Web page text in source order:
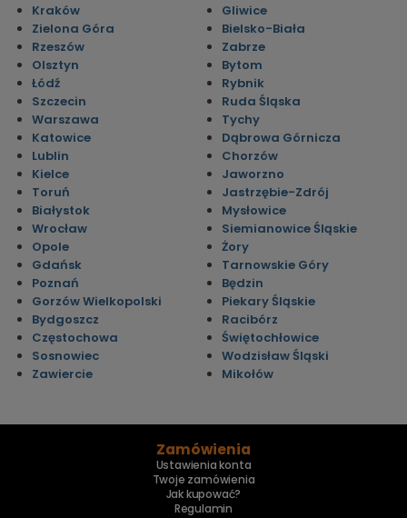
Kraków
Zielona Góra
Rzeszów
Olsztyn
Łódź
Szczecin
Warszawa
Katowice
Lublin
Kielce
Toruń
Białystok
Wrocław
Opole
Gdańsk
Poznań
Gorzów Wielkopolski
Bydgoszcz
Częstochowa
Sosnowiec
Zawiercie
Gliwice
Bielsko-Biała
Zabrze
Bytom
Rybnik
Ruda Śląska
Tychy
Dąbrowa Górnicza
Chorzów
Jaworzno
Jastrzębie-Zdrój
Mysłowice
Siemianowice Śląskie
Żory
Tarnowskie Góry
Będzin
Piekary Śląskie
Racibórz
Świętochłowice
Wodzisław Śląski
Mikołów
Zamówienia
Ustawienia konta
Twoje zamówienia
Jak kupować?
Regulamin